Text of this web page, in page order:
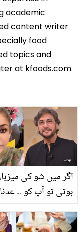
academic
content writer
food
topics and
at kfoods.com.
اگر میں شو کی
ہوتی تو آپ کو ۔۔
میں بیان سن کر